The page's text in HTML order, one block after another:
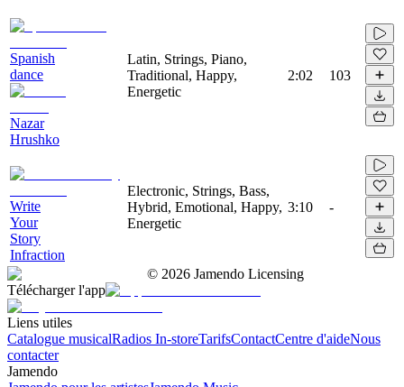
Spanish
dance
Nazar
Hrushko
Latin, Strings, Piano,
Traditional, Happy,
Energetic
2:02 103
Write
Your
Story
Infraction
Electronic, Strings, Bass,
Hybrid, Emotional, Happy,
Energetic
3:10 -
© 2026 Jamendo Licensing
Télécharger l'app
Liens utiles
Catalogue musicalRadios In-storeTarifsContactCentre d'aideNous
contacter
Jamendo